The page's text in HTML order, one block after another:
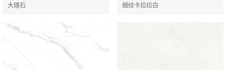
大理石 细纹卡拉拉白